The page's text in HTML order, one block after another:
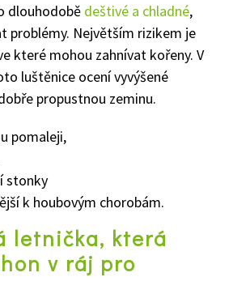
Speciál
dlouhodobě deštivé a chladné,
problémy. Největším rizikem je
které mohou zahnívat kořeny. V
luštěnice ocení vyvýšené
propustnou zeminu.
pomaleji,
stonky
k houbovým chorobám.
letnička, která
v ráj pro